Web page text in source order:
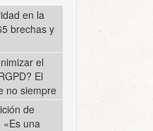
en la
brechas y
el
El
no siempre
de
una